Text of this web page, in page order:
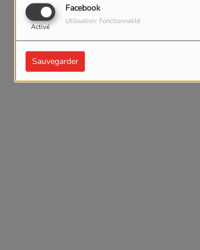
Facebook
Activé
Utilisation: Fonctionnalité
Sauvegarder